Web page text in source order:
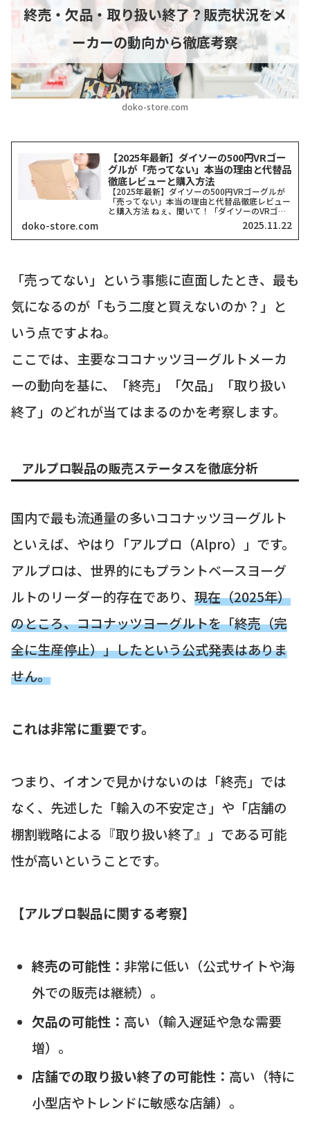
doko-store.com
終売・欠品・取り扱い終了？販売状況をメ
ーカーの動向から徹底考察
【2025年最新】ダイソーの500円VRゴー
グルが「売ってない」本当の理由と代替品
徹底レビューと購入方法
【2025年最新】ダイソーの500円VRゴーグルが
「売ってない」本当の理由と代替品徹底レビュー
と購入方法 ねぇ、聞いて！「ダイソーのVRゴー
グル、どこにも売ってない！」って検索したそこ
のアナタ、同じ気持ちでここに来てくれましたよ
ね？一時期、...
doko-store.com 2025.11.22
「売ってない」という事態に直面したとき、最も
気になるのが「もう二度と買えないのか？」と
いう点ですよね。
ここでは、主要なココナッツヨーグルトメーカ
ーの動向を基に、「終売」「欠品」「取り扱い
終了」のどれが当てはまるのかを考察します。
アルプロ製品の販売ステータスを徹底分析
国内で最も流通量の多いココナッツヨーグルト
といえば、やはり「アルプロ（Alpro）」です。
アルプロは、世界的にもプラントベースヨーグ
ルトのリーダー的存在であり、 現在（2025年）
のところ、ココナッツヨーグルトを「終売（完
全に生産停止）」したという公式発表はありま
せん。
これは非常に重要です。
つまり、イオンで見かけないのは「終売」では
なく、先述した「輸入の不安定さ」や「店舗の
棚割戦略による『取り扱い終了』」である可能
性が高いということです。
【アルプロ製品に関する考察】
終売の可能性： 非常に低い（公式サイトや海
外での販売は継続）。
欠品の可能性： 高い（輸入遅延や急な需要
増）。
店舗での取り扱い終了の可能性： 高い（特に
小型店やトレンドに敏感な店舗）。